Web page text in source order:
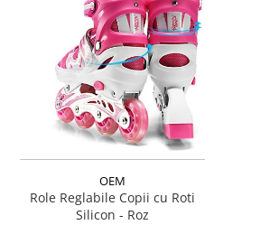
OEM
Role Reglabile Copii cu Roti
Silicon - Roz